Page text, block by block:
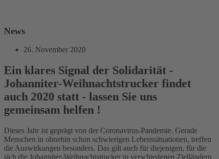
News
26. November 2020
Ein klares Signal der Solidarität -
Johanniter-Weihnachtstrucker findet
auch 2020 statt - lassen Sie uns
gemeinsam helfen !
Dieses Jahr ist geprägt von der Coronavirus-Pandemie. Gerade
Menschen in ohnehin schon schwierigen Lebenssituationen, treffen
die Auswirkungen besonders. Das gilt auch für diejenigen, für die
sich die Johanniter-Weihnachtstrucker in verschiedenen Zielländern